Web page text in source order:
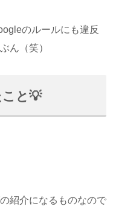
のルールにも違反
ん（笑）
と💡
紹介になるものなので